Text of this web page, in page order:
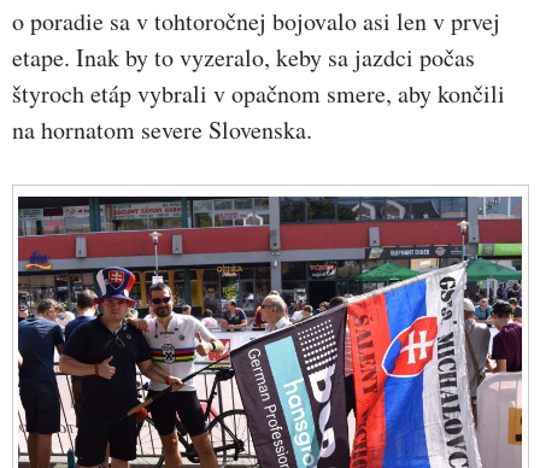
o poradie sa v tohtoročnej bojovalo asi len v prvej
etape. Inak by to vyzeralo, keby sa jazdci počas
štyroch etáp vybrali v opačnom smere, aby končili
na hornatom severe Slovenska.